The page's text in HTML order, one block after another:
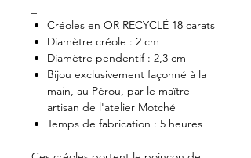
Créoles en OR RECYCLÉ 18 carats
Diamètre créole : 2 cm
Diamètre pendentif : 2,3 cm
Bijou exclusivement façonné à la
main, au Pérou, par le maître
artisan de l'atelier Motché
Temps de fabrication : 5 heures